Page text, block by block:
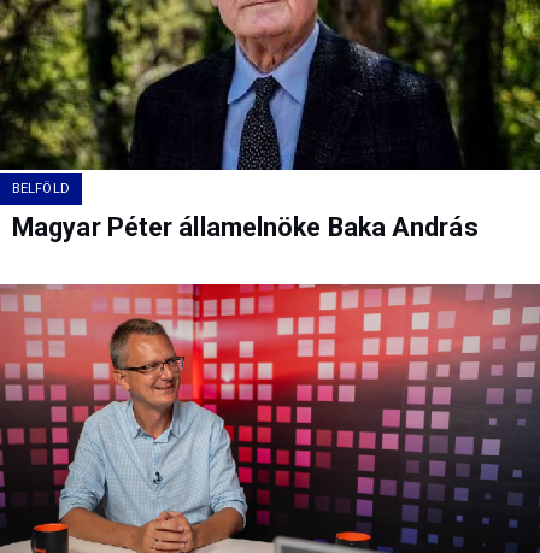
BELFÖLD
Magyar Péter államelnöke Baka András